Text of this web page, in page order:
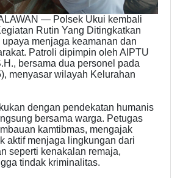
— Polsek Ukui kembali
Rutin Yang Ditingkatkan
menjaga keamanan dan
Patroli dipimpin oleh AIPTU
bersama dua personel pada
menyasar wilayah Kelurahan
dengan pendekatan humanis
bersama warga. Petugas
kamtibmas, mengajak
aktif menjaga lingkungan dari
seperti kenakalan remaja,
tindak kriminalitas.